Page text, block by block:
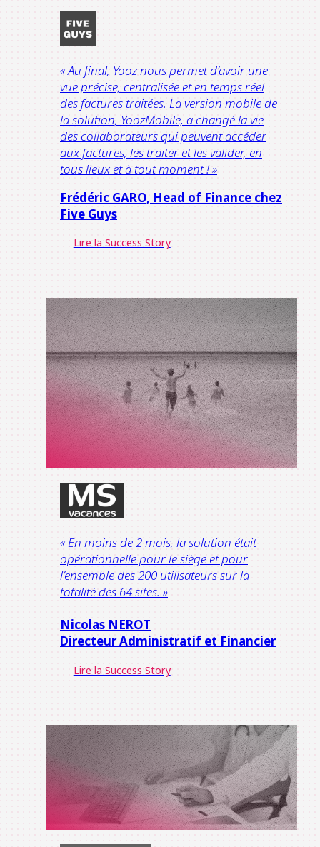
« Au final, Yooz nous permet d’avoir une
vue précise, centralisée et en temps réel
des factures traitées. La version mobile de
la solution, YoozMobile, a changé la vie
des collaborateurs qui peuvent accéder
aux factures, les traiter et les valider, en
tous lieux et à tout moment ! »
Frédéric GARO, Head of Finance chez
Five Guys
Lire la Success Story
« En moins de 2 mois, la solution était
opérationnelle pour le siège et pour
l’ensemble des 200 utilisateurs sur la
totalité des 64 sites. »
Nicolas NEROT
Directeur Administratif et Financier
Lire la Success Story